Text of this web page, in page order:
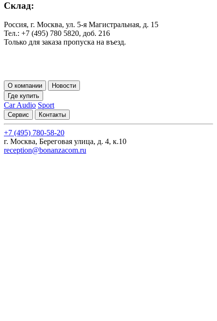
Склад:
Россия, г. Москва, ул. 5-я Магистральная, д. 15
Тел.: +7 (495) 780 5820, доб. 216
Только для заказа пропуска на въезд.
О компании
Новости
Где купить
Car Audio Sport
Сервис Контакты
+7 (495) 780-58-20
г. Москва, Береговая улица, д. 4, к.10
reception@bonanzacom.ru